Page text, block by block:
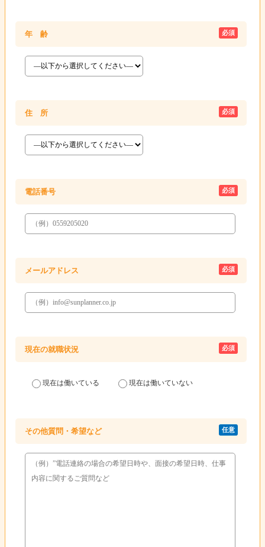
年 齢 必須
住 所 必須
電話番号 必須
メールアドレス 必須
現在の就職状況 必須
現在は働いている 現在は働いていない
その他質問・希望など 任意